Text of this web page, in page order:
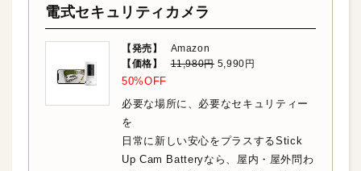
電式セキュリティカメラ
【発売】
Amazon
【価格】
11,980円 5,990円
50%OFF
必要な場所に、必要なセキュリティー
を
日常に新しい安心をプラスするStick
Up Cam Batteryなら、屋内・屋外問わ